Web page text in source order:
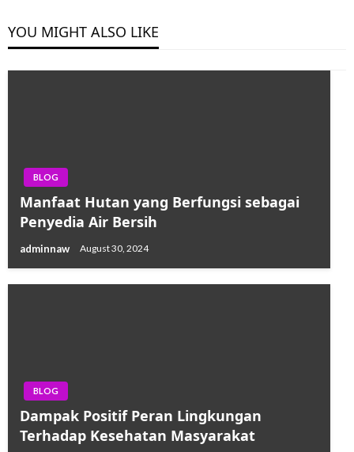
YOU MIGHT ALSO LIKE
BLOG
Manfaat Hutan yang Berfungsi sebagai
Penyedia Air Bersih
adminnaw August 30, 2024
BLOG
Dampak Positif Peran Lingkungan
Terhadap Kesehatan Masyarakat